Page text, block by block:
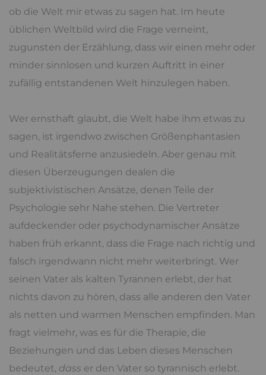
ob die Welt mir etwas zu sagen hat. Im heute
üblichen Weltbild wird die Frage verneint,
zugunsten der Erzählung, dass wir einen mehr oder
minder sinnlosen und kurzen Auftritt in einer
zufällig entstandenen Welt hinzulegen haben.
Wer ernsthaft glaubt, die Welt habe ihm etwas zu
sagen, ist irgendwo zwischen Größenphantasien
und Realitätsferne anzusiedeln. Aber genau mit
diesen Überzeugungen dealen die
subjektivistischen Ansätze, denen Teile der
Psychologie sehr Nahe stehen. Die Vertreter
aufdeckender oder psychodynamischer Ansätze
haben früh erkannt, dass die Frage nach richtig und
falsch irgendwann nicht mehr weiterbringt. Wer
seinen Vater als kalten Tyrannen erlebt, der hat
nichts davon zu hören, dass alle anderen den Vater
als netten und warmen Menschen empfinden. Man
fragt vielmehr, was es für die Therapie, die
Beziehungen und das Leben dieses Menschen
bedeutet, dass er den Vater so tyrannisch erlebt.